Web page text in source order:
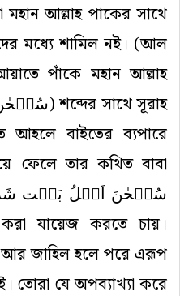
মহান আল্লাহ পাকের সাথে
মধ্যে শামিল নই। (আল
পাঁকে মহান আল্লাহ
سُبۡحٰنَ) শব্দের সাথে সূরাহ
বাইতের ব্যপারে
ফেলে তার কথিত বাবা
سُبۡحٰنَ اَهۡلُ بَیۡت
যায়েজ করতে চায়।
জাহিল হলে পরে এরূপ
তোরা যে অপব্যাখ্যা করে